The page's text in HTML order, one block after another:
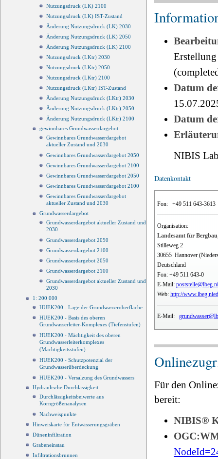
Nutzungsdruck (LK) 2100
Nutzungsdruck (LK) IST-Zustand
Änderung Nutzungsdruck (LK) 2030
Änderung Nutzungsdruck (LK) 2050
Änderung Nutzungsdruck (LK) 2100
Nutzungsdruck (LKtr) 2030
Nutzungsdruck (LKtr) 2050
Nutzungsdruck (LKtr) 2100
Nutzungsdruck (LKtr) IST-Zustand
Änderung Nutzungsdruck (LKtr) 2030
Änderung Nutzungsdruck (LKtr) 2050
Änderung Nutzungsdruck (LKtr) 2100
gewinnbares Grundwasserdargebot
Gewinnbares Grundwasserdargebot
aktueller Zustand und 2030
Gewinnbares Grundwasserdargebot 2050
Gewinnbares Grundwasserdargebot 2100
Gewinnbares Grundwasserdargebot 2050
Gewinnbares Grundwasserdargebot 2100
Gewinnbares Grundwasserdargebot
aktueller Zustand und 2030
Grundwasserdargebot
Grundwasserdargebot aktueller Zustand und
2030
Grundwasserdargebot 2050
Grundwasserdargebot 2100
Grundwasserdargebot 2050
Grundwasserdargebot 2100
Grundwasserdargebot aktueller Zustand und
2030
1: 200 000
HUEK200 - Lage der Grundwasseroberfläche
HUEK200 - Basis des oberen
Grundwasserleiter-Komplexes (Tiefenstufen)
HUEK200 - Mächtigkeit des oberen
Grundwasserleiterkomplexes
(Mächtigkeitsstufen)
HUEK200 - Schutzpotenzial der
Grundwasserüberdeckung
HUEK200 - Versalzung des Grundwassers
Hydraulische Durchlässigkeit
Durchlässigkeitsbeiwerte aus
Korngrößenanalysen
Nachweispunkte
Hinweiskarte für Entwässerungsgräben
Düneninfiltration
Grabeneinstau
Infiltrationsbrunnen
Erstellung
Datum
Datum
NIBIS
Datenkontakt
Fon: +49 511 643-3613
Organisation:
Landesamt für
Stilleweg 2
30655 Hannover
Deutschland
Fon: +49 511 643-0
E-Mail:
Web: http://
E-Mail:
Für den
bereit:
NIBIS®